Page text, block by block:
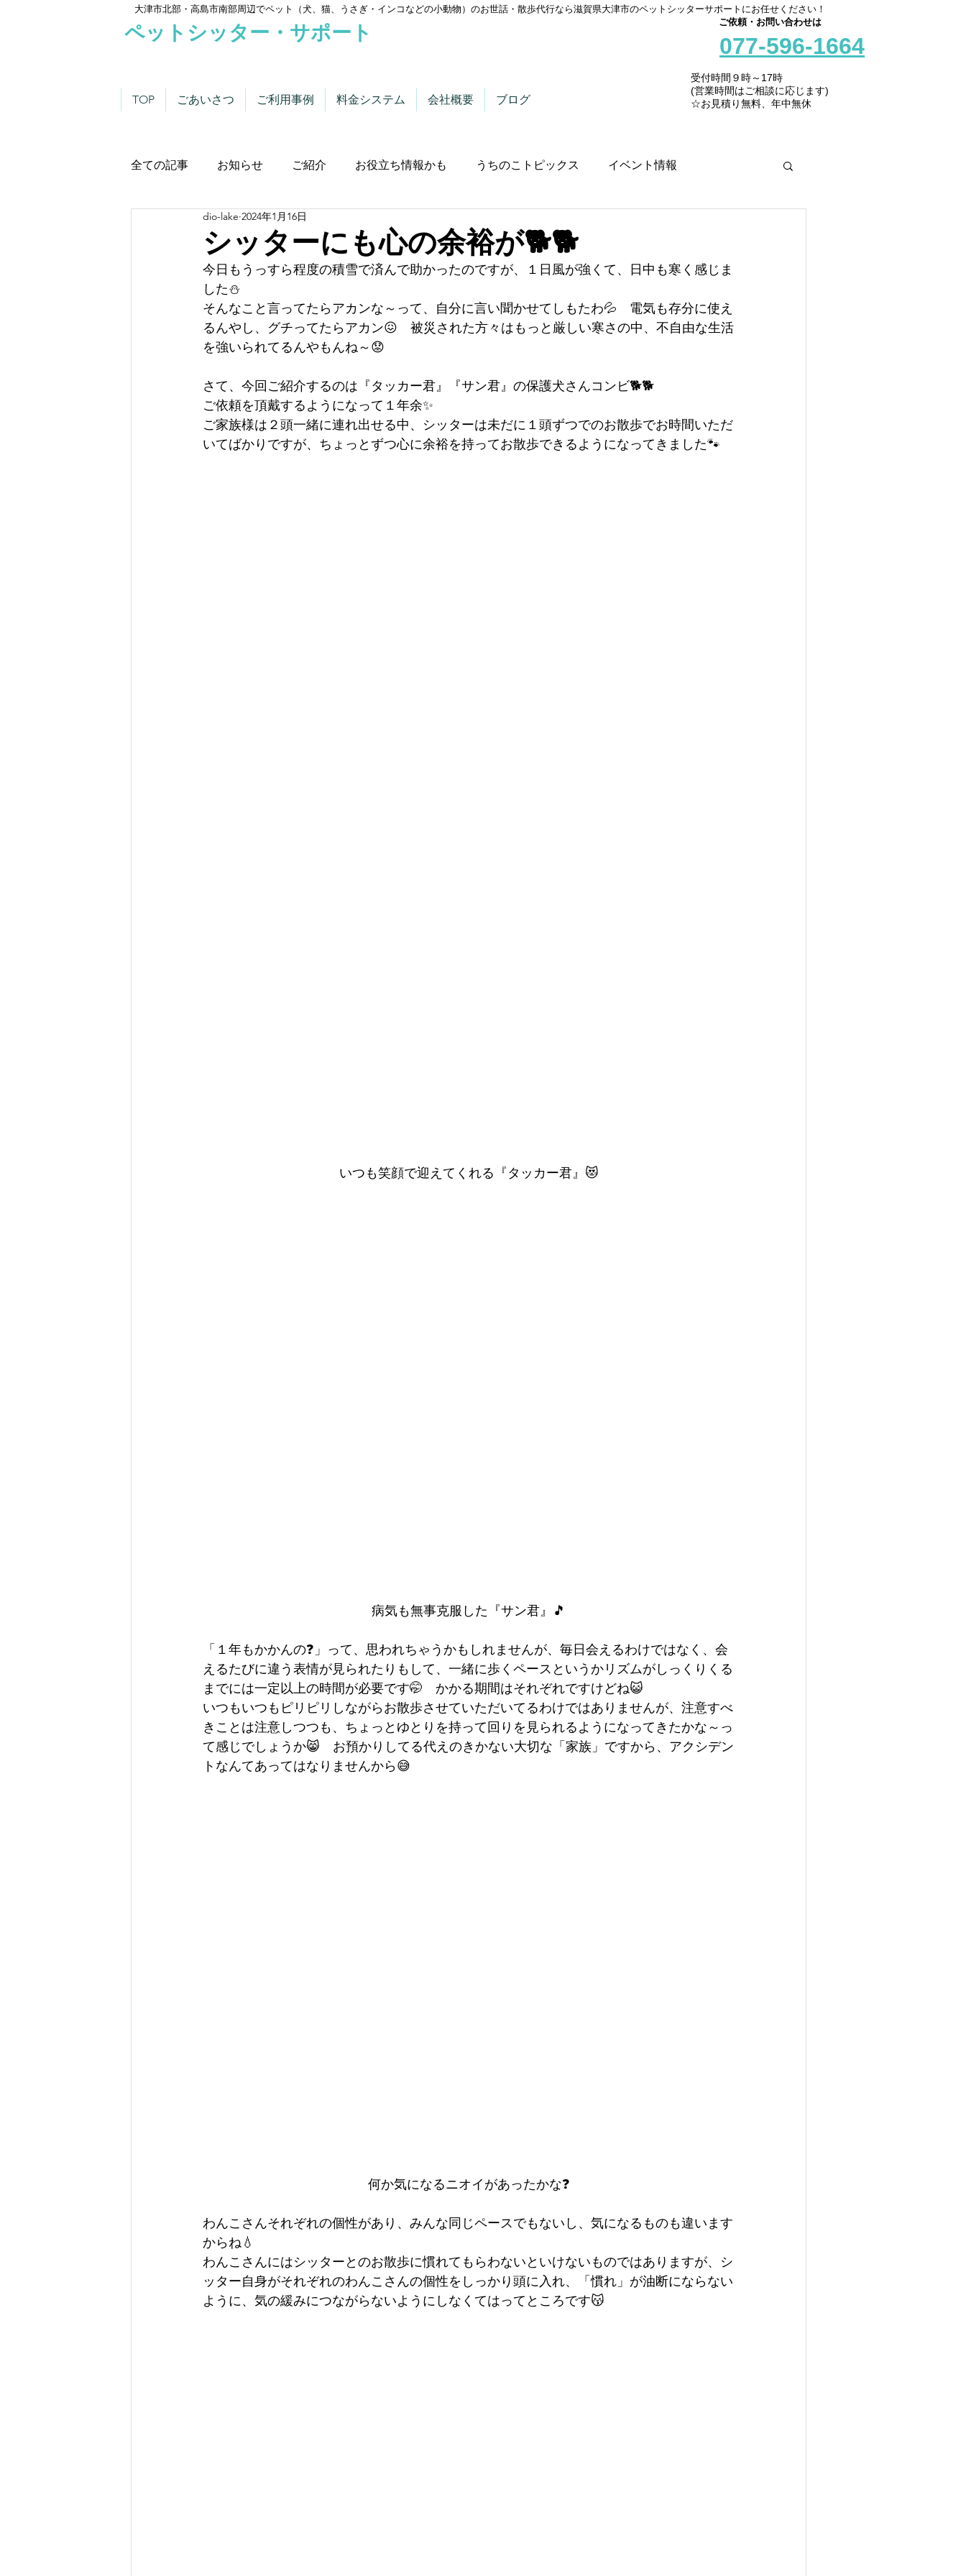
大津市北部・高島市南部周辺でペット（犬、猫、うさぎ・インコなどの小動物）のお世話・散歩代行なら滋賀県大津市のペットシッターサポートにお任せください！
ペットシッター・サポート
TOP ごあいさつ ご利用事例 料金システム 会社概要 ブログ
ご依頼・お問い合わせは
077-596-1664
受付時間９時～17時
(営業時間はご相談に応じます)
☆お見積り無料、年中無休
全ての記事 お知らせ ご紹介 お役立ち情報かも うちのこトピックス イベント情報
わんこにゃんこニュース
シッターにも心の余裕が🐕🐕
dio-lake 2024年1月16日
今日もうっすら程度の積雪で済んで助かったのですが、１日風が強くて、日中も寒く感じま
した⛄
そんなこと言ってたらアカンな～って、自分に言い聞かせてしもたわ💦　電気も存分に使え
るんやし、グチってたらアカン😖　被災された方々はもっと厳しい寒さの中、不自由な生活
を強いられてるんやもんね～😟
さて、今回ご紹介するのは『タッカー君』『サン君』の保護犬さんコンビ🐕🐕
ご依頼を頂戴するようになって１年余✨
ご家族様は２頭一緒に連れ出せる中、シッターは未だに１頭ずつでのお散歩でお時間いただ
いてばかりですが、ちょっとずつ心に余裕を持ってお散歩できるようになってきました🐾
いつも笑顔で迎えてくれる『タッカー君』😻
病気も無事克服した『サン君』🎵
「１年もかかんの❓」って、思われちゃうかもしれませんが、毎日会えるわけではなく、会
えるたびに違う表情が見られたりもして、一緒に歩くペースというかリズムがしっくりくる
までには一定以上の時間が必要です🤭　かかる期間はそれぞれですけどね😺
いつもいつもピリピリしながらお散歩させていただいてるわけではありませんが、注意すべ
きことは注意しつつも、ちょっとゆとりを持って回りを見られるようになってきたかな～っ
て感じでしょうか😸　お預かりしてる代えのきかない大切な「家族」ですから、アクシデン
トなんてあってはなりませんから😅
何か気になるニオイがあったかな❓
わんこさんそれぞれの個性があり、みんな同じペースでもないし、気になるものも違います
からね💧
わんこさんにはシッターとのお散歩に慣れてもらわないといけないものではありますが、シ
ッター自身がそれぞれのわんこさんの個性をしっかり頭に入れ、「慣れ」が油断にならない
ように、気の緩みにつながらないようにしなくてはってところです😽